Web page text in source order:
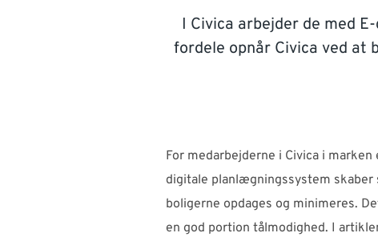
I Civica arbejder de med
fordele opnår Civica ved at
For medarbejderne i Civica i
digitale planlægningssystem
boligerne opdages og minimeres.
en god portion tålmodighed. I